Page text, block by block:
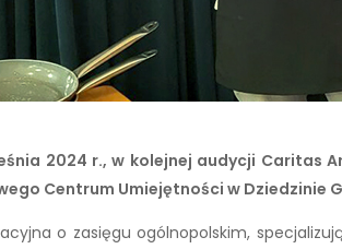
2024 r., w kolejnej audycji Caritas
Centrum Umiejętności w Dziedzinie
o zasięgu ogólnopolskim,